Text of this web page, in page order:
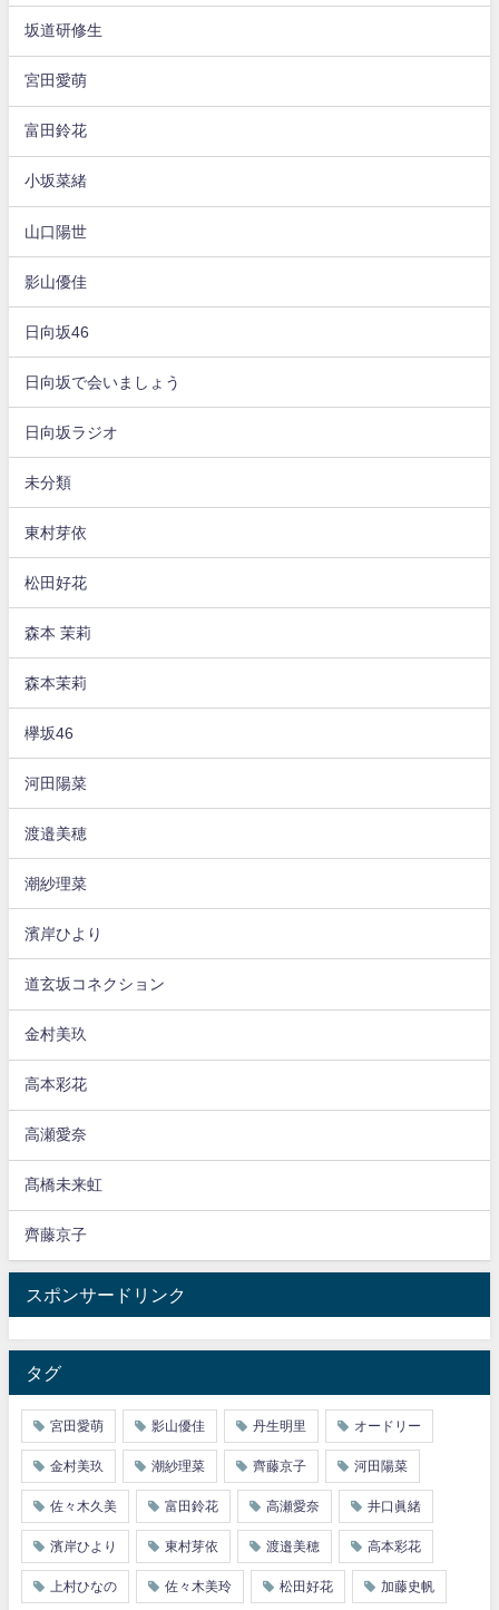
坂道研修生
宮田愛萌
富田鈴花
小坂菜緒
山口陽世
影山優佳
日向坂46
日向坂で会いましょう
日向坂ラジオ
未分類
東村芽依
松田好花
森本 茉莉
森本茉莉
欅坂46
河田陽菜
渡邉美穂
潮紗理菜
濱岸ひより
道玄坂コネクション
金村美玖
高本彩花
高瀬愛奈
髙橋未来虹
齊藤京子
スポンサードリンク
タグ
宮田愛萌 影山優佳 丹生明里 オードリー
金村美玖 潮紗理菜 齊藤京子 河田陽菜
佐々木久美 富田鈴花 高瀬愛奈 井口眞緒
濱岸ひより 東村芽依 渡邉美穂 高本彩花
上村ひなの 佐々木美玲 松田好花 加藤史帆